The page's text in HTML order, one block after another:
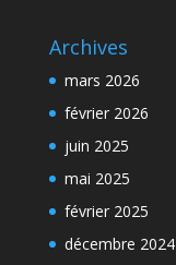
Archives
mars 2026
février 2026
juin 2025
mai 2025
février 2025
décembre 2024